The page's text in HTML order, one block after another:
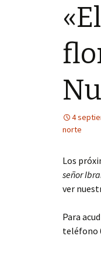
4
norte
Los
señor
ver
Para
teléfono